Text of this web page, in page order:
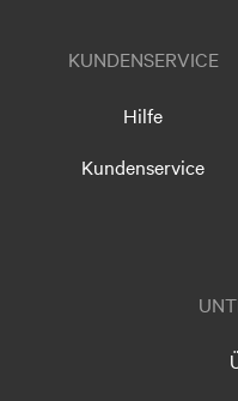
KUNDENSERVICE
Hilfe
Kundenservice